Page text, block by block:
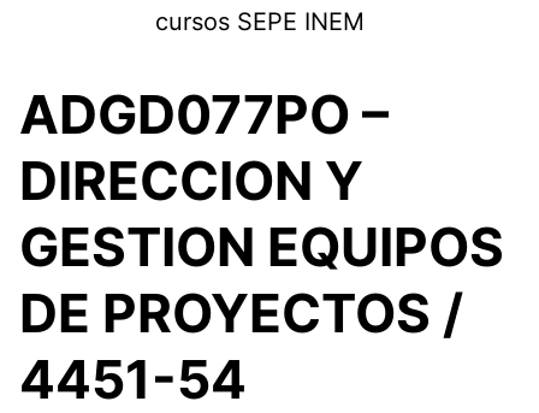
cursos SEPE INEM
ADGD077PO –
DIRECCION Y
GESTION EQUIPOS
DE PROYECTOS /
4451-54